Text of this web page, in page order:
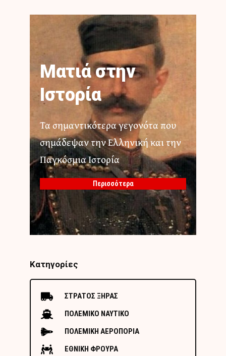
Ματιά στην
Ιστορία
Τα σημαντικότερα γεγονότα που
σημάδεψαν την Ελληνική και την
Παγκόσμια Ιστορία
Περισσότερα
Κατηγορίες
ΣΤΡΑΤΟΣ ΞΗΡΑΣ
ΠΟΛΕΜΙΚΟ ΝΑΥΤΙΚΟ
ΠΟΛΕΜΙΚΗ ΑΕΡΟΠΟΡΙΑ
ΕΘΝΙΚΗ ΦΡΟΥΡΑ